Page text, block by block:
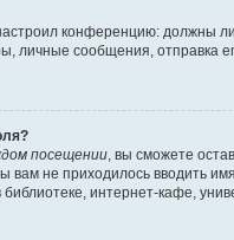
конференцию:
сообщения, отправка
посещении , вы сможете
вам не приходилось
интернет-кафе,